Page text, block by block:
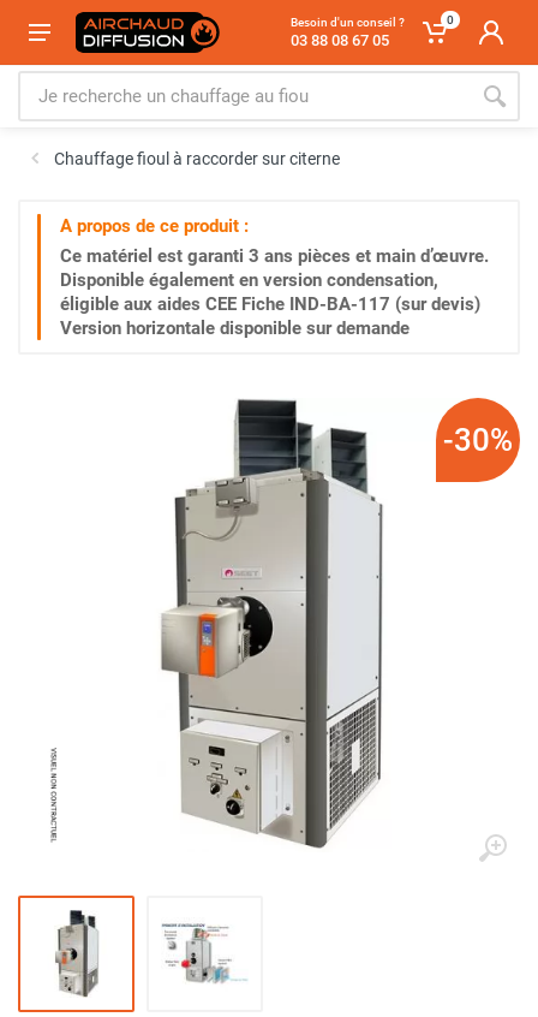
Besoin d'un conseil ?
03 88 08 67 05
0
Chauffage fioul à raccorder sur citerne
A propos de ce produit :
Ce matériel est garanti 3 ans pièces et main d’œuvre.
Disponible également en version condensation,
éligible aux aides CEE Fiche IND-BA-117 (sur devis)
Version horizontale disponible sur demande
-30%